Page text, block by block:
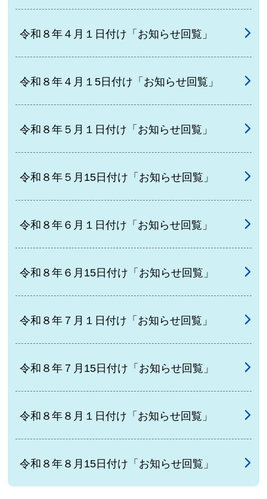
令和８年４月１日付け「お知らせ回覧」
令和８年４月１5日付け「お知らせ回覧」
令和８年５月１日付け「お知らせ回覧」
令和８年５月15日付け「お知らせ回覧」
令和８年６月１日付け「お知らせ回覧」
令和８年６月15日付け「お知らせ回覧」
令和８年７月１日付け「お知らせ回覧」
令和８年７月15日付け「お知らせ回覧」
令和８年８月１日付け「お知らせ回覧」
令和８年８月15日付け「お知らせ回覧」